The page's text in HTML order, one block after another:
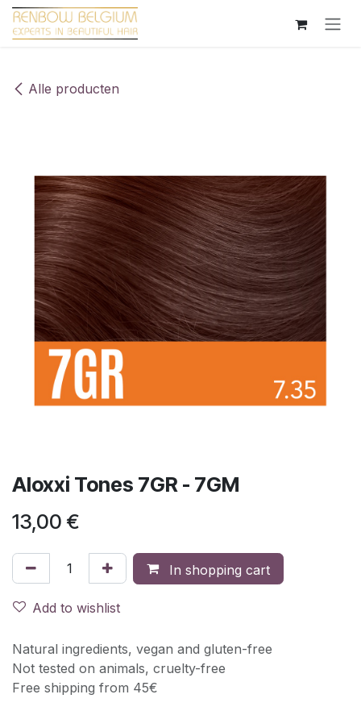
Overslaan naar inhoud
Alle producten
Aloxxi Tones 7GR - 7GM
13,00 €
In shopping cart
Add to wishlist
Natural ingredients, vegan and gluten-free
Not tested on animals, cruelty-free
Free shipping from 45€